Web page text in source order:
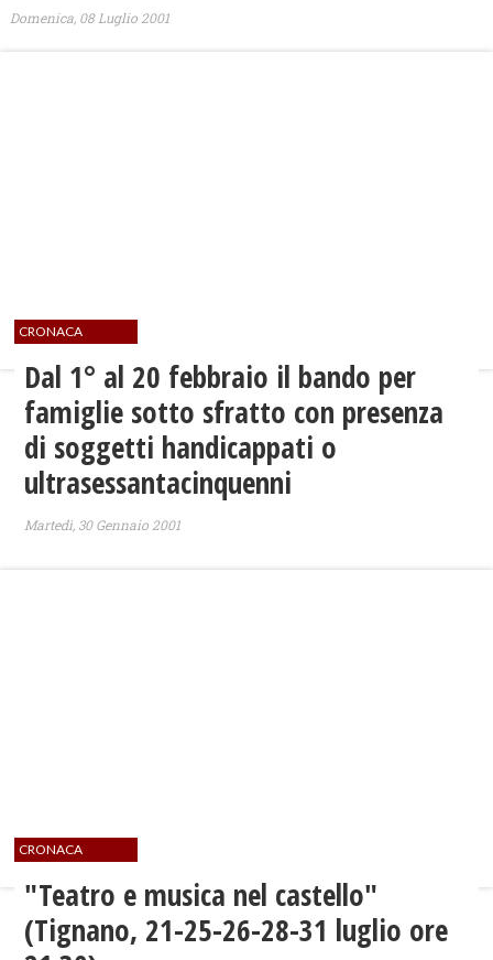
Domenica, 08 Luglio 2001
CRONACA
Dal 1° al 20 febbraio il bando per
famiglie sotto sfratto con presenza
di soggetti handicappati o
ultrasessantacinquenni
Martedì, 30 Gennaio 2001
CRONACA
"Teatro e musica nel castello"
(Tignano, 21-25-26-28-31 luglio ore